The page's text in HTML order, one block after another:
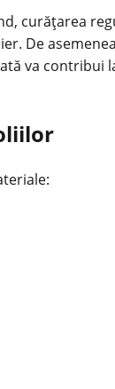
curățarea
De
va